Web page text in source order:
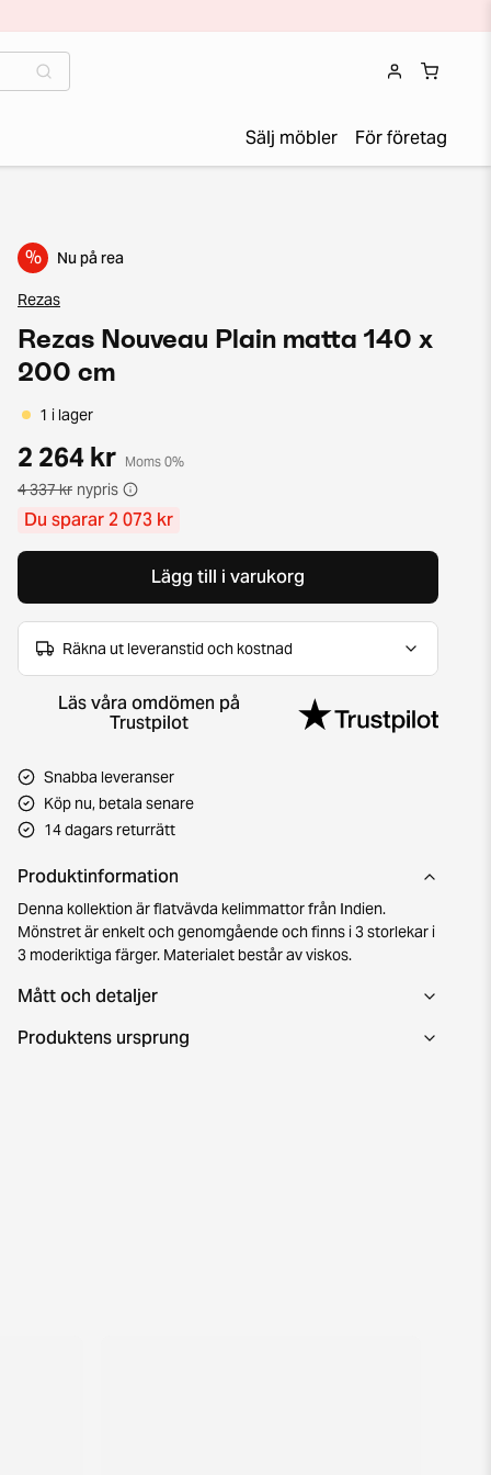
Sälj möbler För företag
% Nu på rea
Rezas
Rezas Nouveau Plain matta 140 x
200 cm
1 i lager
2 264 kr Moms 0%
4 337 kr nypris
Du sparar 2 073 kr
Lägg till i varukorg
Räkna ut leveranstid och kostnad
Läs våra omdömen på
Trustpilot
Snabba leveranser
Köp nu, betala senare
14 dagars returrätt
Produktinformation
Denna kollektion är flatvävda kelimmattor från Indien.
Mönstret är enkelt och genomgående och finns i 3 storlekar i
3 moderiktiga färger. Materialet består av viskos.
Mått och detaljer
Produktens ursprung